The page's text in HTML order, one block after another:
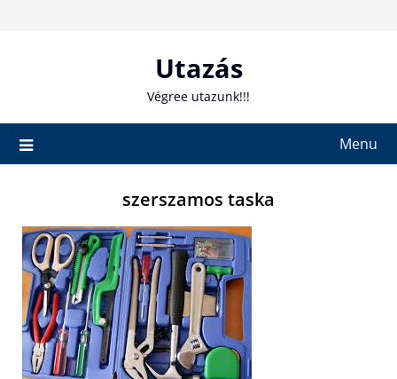
Utazás
Végree utazunk!!!
Menu
szerszamos taska